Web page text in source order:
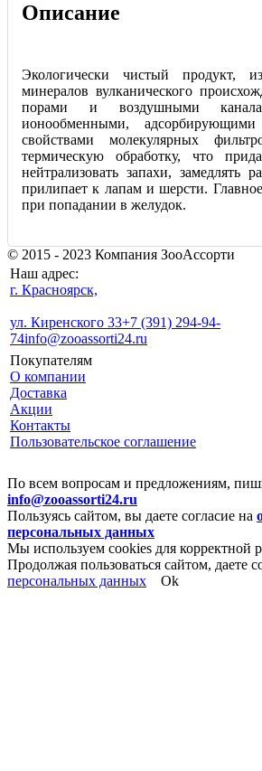
Описание
Экологически чистый продукт,
минералов вулканического
порами и воздушными
ионообменными,
свойствами молекулярных
термическую обработку, что
нейтрализовать запахи, замедлять
прилипает к лапам и шерсти.
при попадании в желудок.
© 2015 - 2023 Компания ЗооАссорти
Наш адрес:
г. Красноярск,
ул. Киренского 33+7 (391) 294-94-
74info@zooassorti24.ru
Покупателям
О компании
Доставка
Акции
Контакты
Пользовательское соглашение
По всем вопросам и предложениям,
info@zooassorti24.ru
Пользуясь сайтом, вы даете согласие на
персональных данных
Мы используем cookies для корректной
Продолжая пользоваться сайтом, даете
персональных данных
Ok